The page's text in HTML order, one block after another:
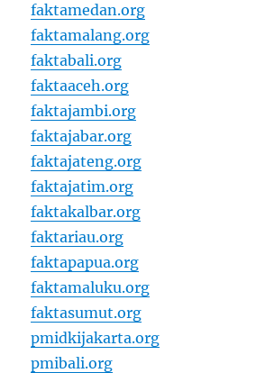
faktamedan.org
faktamalang.org
faktabali.org
faktaaceh.org
faktajambi.org
faktajabar.org
faktajateng.org
faktajatim.org
faktakalbar.org
faktariau.org
faktapapua.org
faktamaluku.org
faktasumut.org
pmidkijakarta.org
pmibali.org